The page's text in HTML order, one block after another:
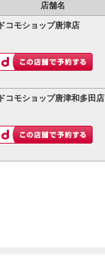
店舗名
ドコモショップ唐津店
ドコモショップ唐津和多田店